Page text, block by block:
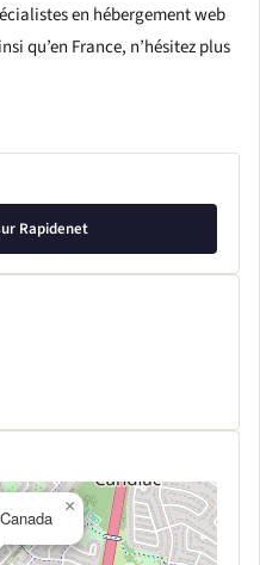
en hébergement web
qu’en France, n’hésitez plus
Rapidenet
×